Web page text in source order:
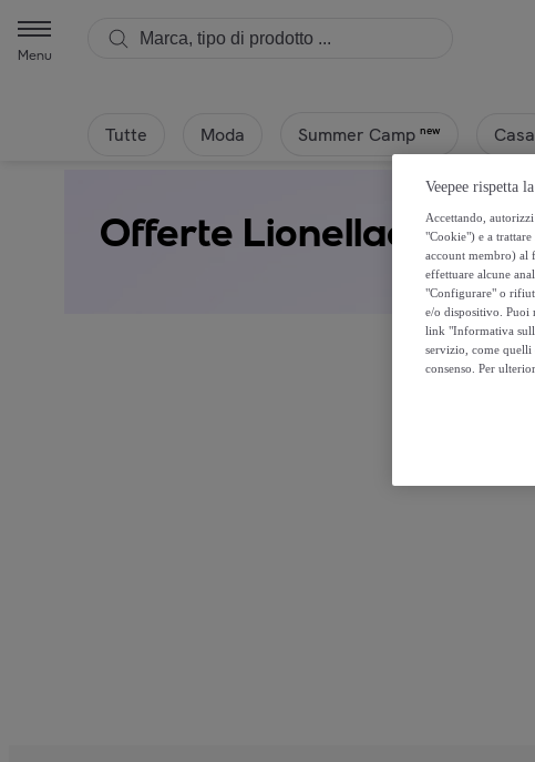
Menu
Tutte Moda Summer Camp new Casa
Offerte Lionellaeffe
Veepee rispetta
Accettando,
"Cookie") e a
account membro) al
effettuare alcune
"Configurare" o
e/o dispositivo. Puoi
link "Informativa
servizio, come quelli
consenso. Per